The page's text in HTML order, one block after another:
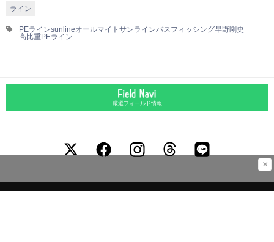
ライン
PEラインsunlineオールマイト サンラインバスフィッシング早野剛史
高比重PEライン
×
厳選フィールド情報